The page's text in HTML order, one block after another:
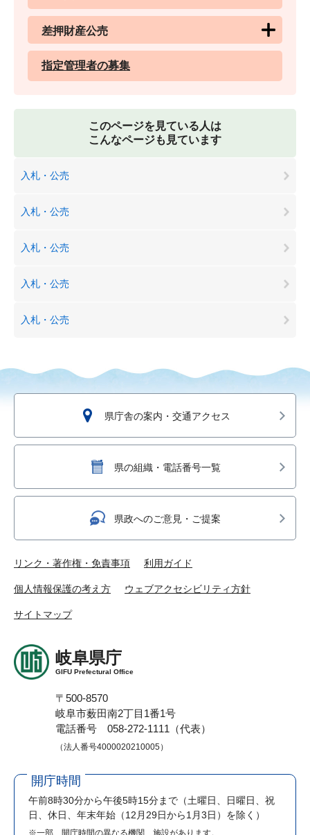
差押財産公売
指定管理者の募集
このページを見ている人は
こんなページも見ています
入札・公売
入札・公売
入札・公売
入札・公売
入札・公売
県庁舎の案内・交通アクセス
県の組織・電話番号一覧
県政へのご意見・ご提案
リンク・著作権・免責事項 利用ガイド
個人情報保護の考え方 ウェブアクセシビリティ方針
サイトマップ
岐阜県庁
GIFU Prefectural Office
〒500-8570
岐阜市薮田南2丁目1番1号
電話番号 058-272-1111（代表）
（法人番号4000020210005）
開庁時間
午前8時30分から午後5時15分まで （土曜日、日曜日、祝
日、休日、年末年始（12月29日から1月3日）を除く）
※一部、開庁時間の異なる機関、施設があります。